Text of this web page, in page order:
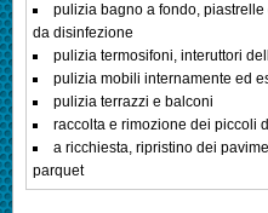
pulizia bagno a fondo,
da disinfezione
pulizia termosifoni, interuttori
pulizia mobili internamente ed
pulizia terrazzi e balconi
raccolta e rimozione dei piccoli
a ricchiesta, ripristino dei
parquet